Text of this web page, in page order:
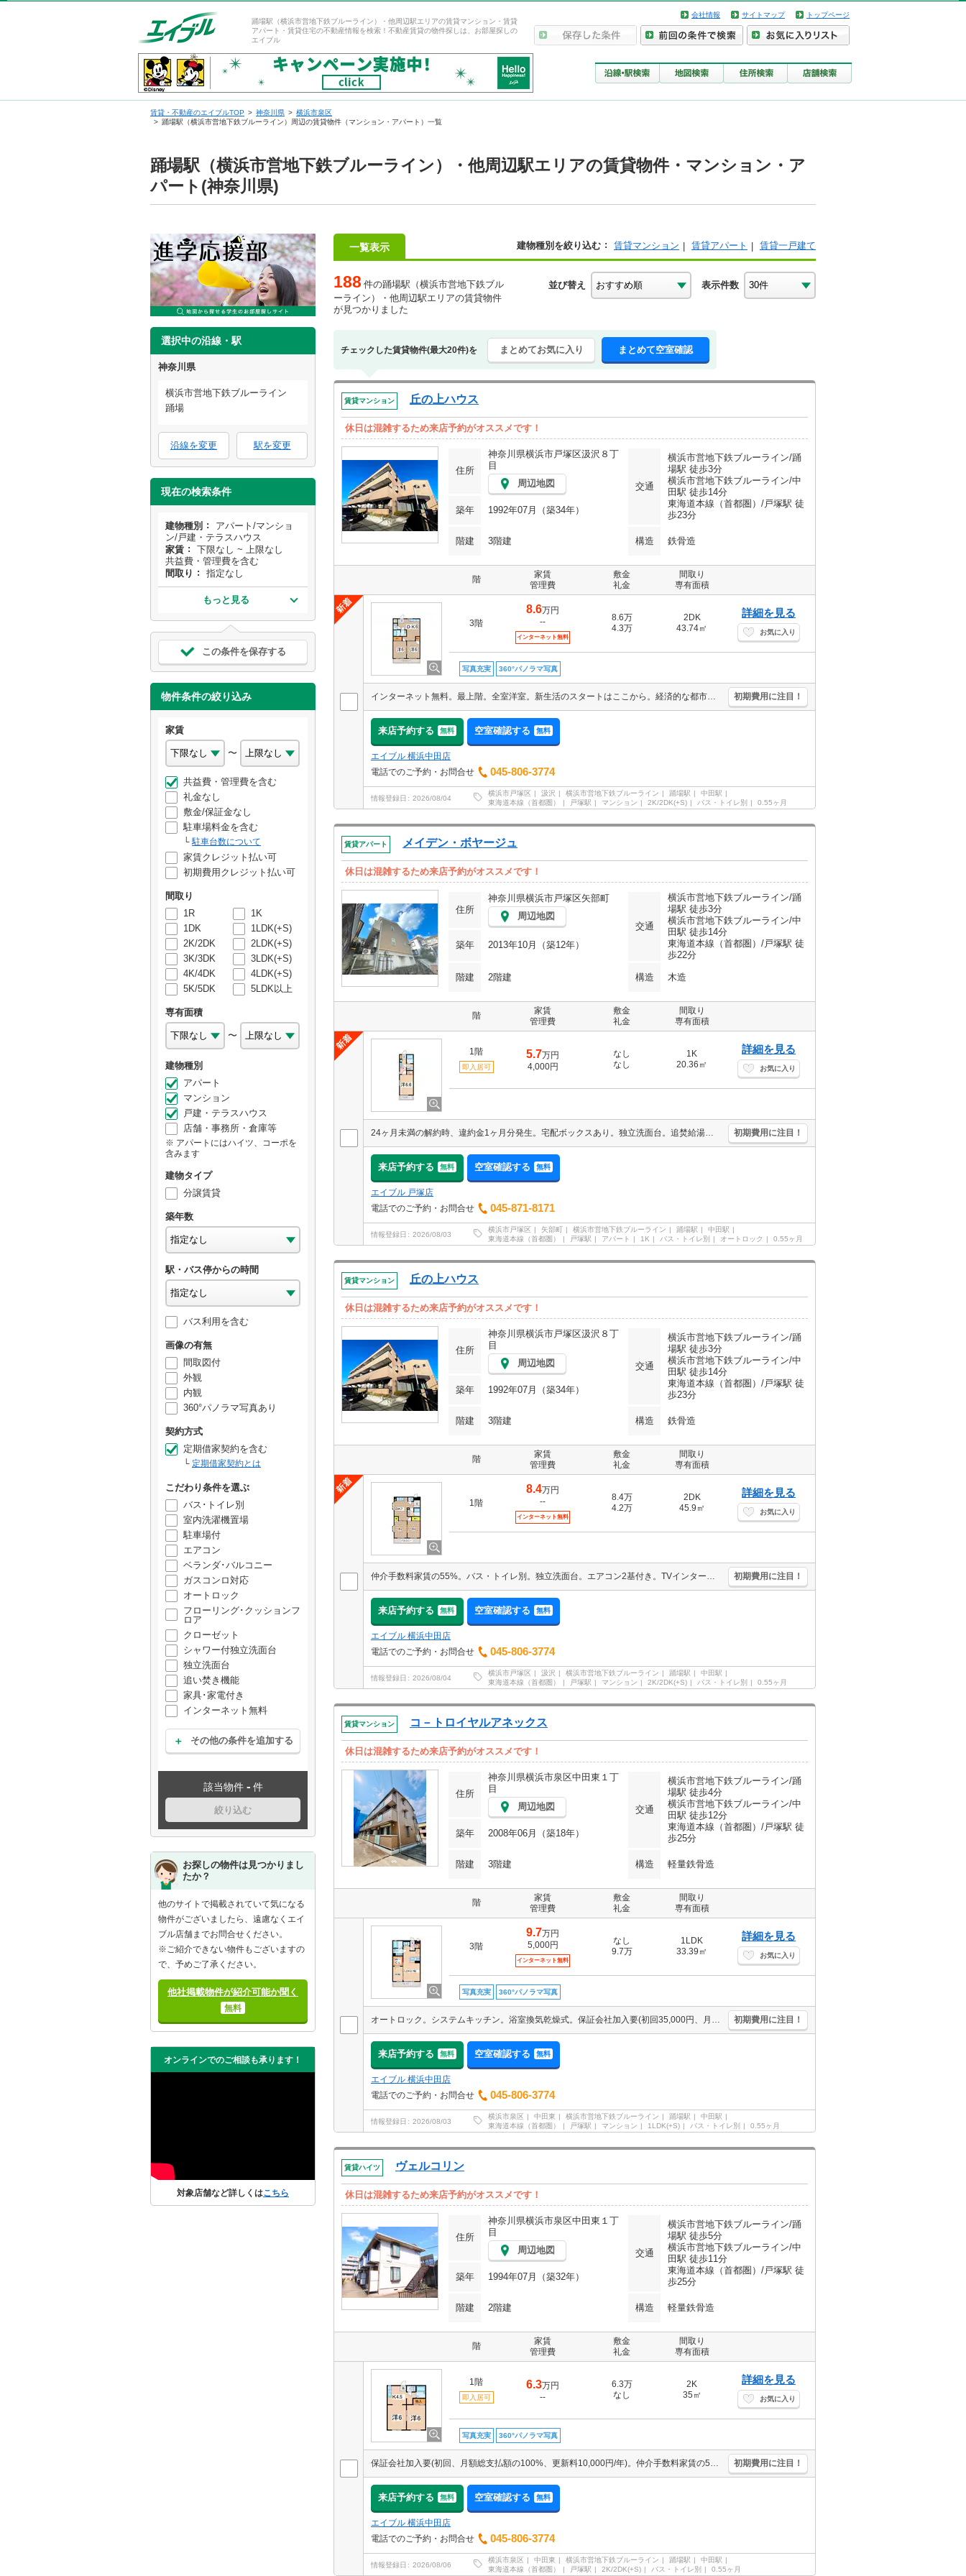
踊場駅（横浜市営地下鉄ブルーライン）・他周辺駅エリアの賃貸マンション・賃貸
アパート・賃貸住宅の不動産情報を検索！不動産賃貸の物件探しは、お部屋探しの
エイブル
会社情報 サイトマップ トップページ
賃貸・不動産のエイブルTOP 神奈川県
横浜市泉区
踊場駅（横浜市営地下鉄ブルーライン）周辺の賃貸物件（マンション・アパート）一覧
踊場駅（横浜市営地下鉄ブルーライン）・他周辺駅エリアの賃貸物件・マンション・ア
パート(神奈川県)
選択中の沿線・駅
神奈川県
横浜市営地下鉄ブルーライン
踊場
沿線を変更 駅を変更
現在の検索条件
建物種別
アパート/マンショ
ン/戸建・テラスハウス
家賃
下限なし ~ 上限なし
共益費・管理費を含む
間取り
指定なし
もっと見る
この条件を保存する
物件条件の絞り込み
家賃
〜
共益費・管理費を含む
礼金なし
敷金/保証金なし
駐車場料金を含む
駐車台数について
家賃クレジット払い可
初期費用クレジット払い可
間取り
1R
1K
1DK
1LDK(+S)
2K/2DK
2LDK(+S)
3K/3DK
3LDK(+S)
4K/4DK
4LDK(+S)
5K/5DK
5LDK以上
専有面積
〜
建物種別
アパート
マンション
戸建・テラスハウス
店舗・事務所・倉庫等
アパートにはハイツ、コーポを
含みます
建物タイプ
分譲賃貸
築年数
駅・バス停からの時間
バス利用を含む
画像の有無
間取図付
外観
内観
360°パノラマ写真あり
契約方式
定期借家契約を含む
定期借家契約とは
こだわり条件を選ぶ
バス･トイレ別
室内洗濯機置場
駐車場付
エアコン
ベランダ･バルコニー
ガスコンロ対応
オートロック
フローリング･クッションフ
ロア
クローゼット
シャワー付独立洗面台
独立洗面台
追い焚き機能
家具･家電付き
インターネット無料
その他の条件を追加する
該当物件 - 件
絞り込む
お探しの物件は見つかりまし
たか？
他のサイトで掲載されていて気になる
物件がございましたら、遠慮なくエイ
ブル店舗までお問合せください。
※ご紹介できない物件もございますの
で、予めご了承ください。
他社掲載物件が紹介可能か聞く
無料
オンラインでのご相談も承ります！
対象店舗など詳しくはこちら
一覧表示 建物種別を絞り込む 賃貸マンション 賃貸アパート 賃貸一戸建て
188 件の踊場駅（横浜市営地下鉄ブル
ーライン）・他周辺駅エリアの賃貸物件
が見つかりました
並び替え 表示件数
チェックした賃貸物件(最大20件)を まとめてお気に入り まとめて空室確認
賃貸マンション 丘の上ハウス
休日は混雑するため来店予約がオススメです！
住所
神奈川県横浜市戸塚区汲沢８丁
目
周辺地図
交通
横浜市営地下鉄ブルーライン/踊
場駅 徒歩3分
横浜市営地下鉄ブルーライン/中
田駅 徒歩14分
東海道本線（首都圏）/戸塚駅 徒
歩23分
築年 1992年07月（築34年）
階建 3階建 構造 鉄骨造
階
家賃
管理費
敷金
礼金
間取り
専有面積
3階
8.6万円
--
インターネット無料
8.6万
4.3万
2DK
43.74㎡
詳細を見る
お気に入り
写真充実 360°パノラマ写真
インターネット無料。最上階。全室洋室。新生活のスタートはここから。経済的な都市ガス使用。駅まで徒歩5分圏内!。買い物便利。最新の空室状況はお気軽にお問い合わせ下さい。 初期費用に注目！
来店予約する 無料 空室確認する 無料
エイブル 横浜中田店
電話でのご予約・お問合せ
045-806-3774
情報登録日 2026/08/04
横浜市戸塚区 汲沢 横浜市営地下鉄ブルーライン 踊場駅
中田駅
東海道本線（首都圏）
戸塚駅 マンション 2K/2DK(+S) バス・トイレ別 0.55ヶ月
賃貸アパート メイデン・ボヤージュ
休日は混雑するため来店予約がオススメです！
住所
神奈川県横浜市戸塚区矢部町
周辺地図
交通
横浜市営地下鉄ブルーライン/踊
場駅 徒歩3分
横浜市営地下鉄ブルーライン/中
田駅 徒歩14分
東海道本線（首都圏）/戸塚駅 徒
歩22分
築年 2013年10月（築12年）
階建 2階建 構造 木造
階
家賃
管理費
敷金
礼金
間取り
専有面積
1階
即入居可
5.7万円
4,000円
なし
なし
1K
20.36㎡
詳細を見る
お気に入り
24ヶ月未満の解約時、違約金1ヶ月分発生。宅配ボックスあり。独立洗面台。追焚給湯。TVインターホン付き。IH調理器付き。保証委託料（賃料総額に対し、初回額50％、月額2％）。 初期費用に注目！
来店予約する 無料 空室確認する 無料
エイブル 戸塚店
電話でのご予約・お問合せ
045-871-8171
情報登録日 2026/08/03
横浜市戸塚区 矢部町 横浜市営地下鉄ブルーライン 踊場駅
中田駅
東海道本線（首都圏）
戸塚駅 アパート 1K バス・トイレ別 オートロック 0.55ヶ月
賃貸マンション 丘の上ハウス
休日は混雑するため来店予約がオススメです！
住所
神奈川県横浜市戸塚区汲沢８丁
目
周辺地図
交通
横浜市営地下鉄ブルーライン/踊
場駅 徒歩3分
横浜市営地下鉄ブルーライン/中
田駅 徒歩14分
東海道本線（首都圏）/戸塚駅 徒
歩23分
築年 1992年07月（築34年）
階建 3階建 構造 鉄骨造
階
家賃
管理費
敷金
礼金
間取り
専有面積
1階
8.4万円
--
インターネット無料
8.4万
4.2万
2DK
45.9㎡
詳細を見る
お気に入り
仲介手数料家賃の55%。バス・トイレ別。独立洗面台。エアコン2基付き。TVインターホン付き。J:COMインターネット1GBまで無料で利用可能。経済的な都市ガス使用。 初期費用に注目！
来店予約する 無料 空室確認する 無料
エイブル 横浜中田店
電話でのご予約・お問合せ
045-806-3774
情報登録日 2026/08/04
横浜市戸塚区 汲沢 横浜市営地下鉄ブルーライン 踊場駅
中田駅
東海道本線（首都圏）
戸塚駅 マンション 2K/2DK(+S) バス・トイレ別 0.55ヶ月
賃貸マンション コ－トロイヤルアネックス
休日は混雑するため来店予約がオススメです！
住所
神奈川県横浜市泉区中田東１丁
目
周辺地図
交通
横浜市営地下鉄ブルーライン/踊
場駅 徒歩4分
横浜市営地下鉄ブルーライン/中
田駅 徒歩12分
東海道本線（首都圏）/戸塚駅 徒
歩25分
築年 2008年06月（築18年）
階建 3階建 構造 軽量鉄骨造
階
家賃
管理費
敷金
礼金
間取り
専有面積
3階
9.7万円
5,000円
インターネット無料
なし
9.7万
1LDK
33.39㎡
詳細を見る
お気に入り
写真充実 360°パノラマ写真
オートロック。システムキッチン。浴室換気乾燥式。保証会社加入要(初回35,000円、月額総支払額の1％+800円/月)。ウォークインクローゼット付き。最新の空室状況はお気軽にお問い合わせ下さい。 初期費用に注目！
来店予約する 無料 空室確認する 無料
エイブル 横浜中田店
電話でのご予約・お問合せ
045-806-3774
情報登録日 2026/08/03
横浜市泉区 中田東 横浜市営地下鉄ブルーライン 踊場駅
中田駅
東海道本線（首都圏）
戸塚駅 マンション 1LDK(+S) バス・トイレ別 0.55ヶ月
賃貸ハイツ ヴェルコリン
休日は混雑するため来店予約がオススメです！
住所
神奈川県横浜市泉区中田東１丁
目
周辺地図
交通
横浜市営地下鉄ブルーライン/踊
場駅 徒歩5分
横浜市営地下鉄ブルーライン/中
田駅 徒歩11分
東海道本線（首都圏）/戸塚駅 徒
歩25分
築年 1994年07月（築32年）
階建 2階建 構造 軽量鉄骨造
階
家賃
管理費
敷金
礼金
間取り
専有面積
1階
即入居可
6.3万円
--
6.3万
なし
2K
35㎡
詳細を見る
お気に入り
写真充実 360°パノラマ写真
保証会社加入要(初回、月額総支払額の100%、更新料10,000円/年)。仲介手数料家賃の55%。オンライン内見対応可。 初期費用に注目！
来店予約する 無料 空室確認する 無料
エイブル 横浜中田店
電話でのご予約・お問合せ
045-806-3774
情報登録日 2026/08/06
横浜市泉区 中田東 横浜市営地下鉄ブルーライン 踊場駅
中田駅
東海道本線（首都圏）
戸塚駅 2K/2DK(+S) バス・トイレ別 0.55ヶ月